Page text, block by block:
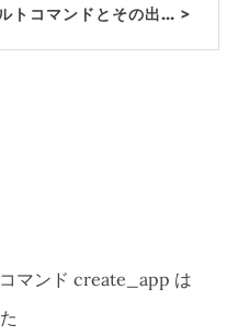
トコマンドとその出… >
マンド create_app は